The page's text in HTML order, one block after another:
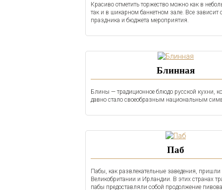
Красиво отметить торжество можно как в
так и в шикарном банкетном зале. Все зависит
праздника и бюджета мероприятия.
Блинная
Блины — традиционное блюдо русской кухни,
давно стало своеобразным национальным
Паб
Пабы, как развлекательные заведения,
Великобритании и Ирландии. В этих странах
пабы предоставляли собой продолжение